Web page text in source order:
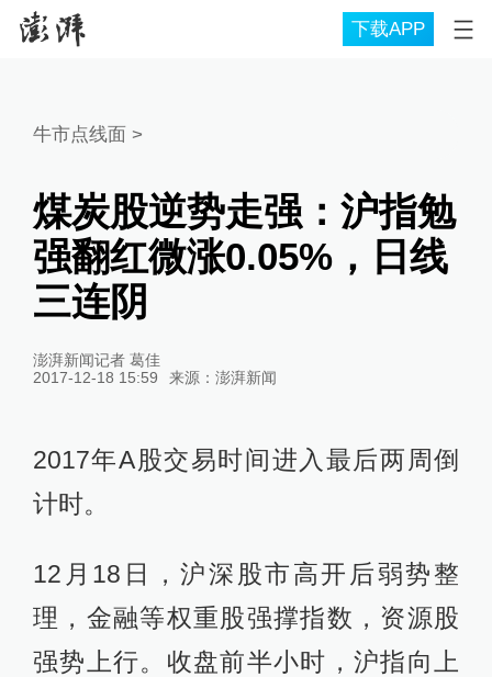
下载APP
牛市点线面>
煤炭股逆势走强：沪指勉
强翻红微涨0.05%，日线
三连阴
澎湃新闻记者 葛佳
2017-12-18 15:59
来源： 澎湃新闻
2017年A股交易时间进入最后两周倒
计时。
12月18日，沪深股市高开后弱势整
理，金融等权重股强撑指数，资源股
强势上行。收盘前半小时，沪指向上